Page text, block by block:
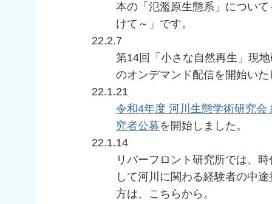
本の「氾濫原生態系」につい
けて～」です。
22.2.7
第14回「小さな自然再生」現
のオンデマンド配信を開始い
22.1.21
令和4年度 河川生態学術研究
究者公募を開始しました。
22.1.14
リバーフロント研究所では、
して河川に関わる経験者の中
方は、こちらから。